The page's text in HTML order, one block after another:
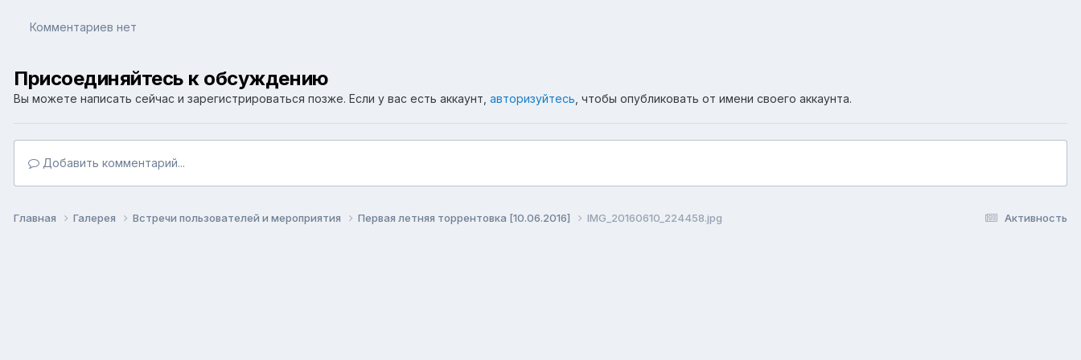
Комментариев нет
Присоединяйтесь к обсуждению
Вы можете написать сейчас и зарегистрироваться позже. Если у вас есть аккаунт, авторизуйтесь , чтобы опубликовать от имени своего аккаунта.
Добавить комментарий...
Активность
Главная Галерея Встречи пользователей и мероприятия Первая летняя торрентовка [10.06.2016] IMG_20160610_224458.jpg